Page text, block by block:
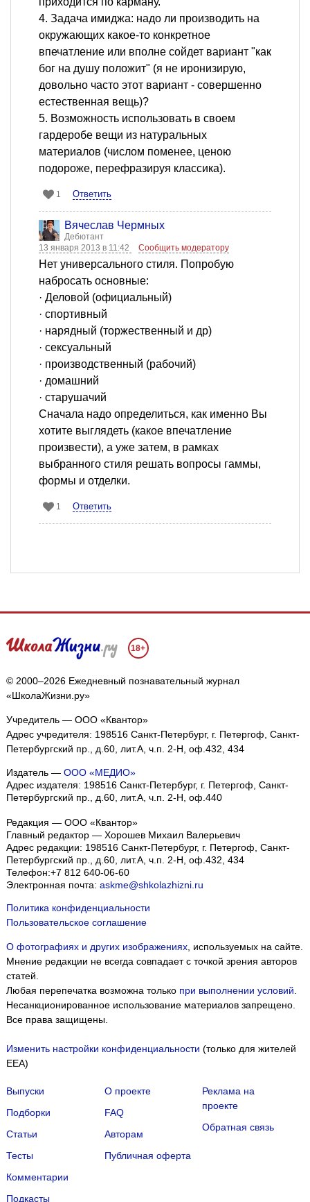
4. Задача имиджа: надо ли производить на
окружающих какое-то конкретное
впечатление или вполне сойдет вариант "как
бог на душу положит" (я не иронизирую,
довольно часто этот вариант - совершенно
естественная вещь)?
5. Возможность использовать в своем
гардеробе вещи из натуральных
материалов (числом поменее, ценою
подороже, перефразируя классика).
1 Ответить
Вячеслав Чермных
Дебютант
13 января 2013 в 11:42
Сообщить модератору
Нет универсального стиля. Попробую
набросать основные:
· Деловой (официальный)
· спортивный
· нарядный (торжественный и др)
· сексуальный
· производственный (рабочий)
· домашний
· старушачий
Сначала надо определиться, как именно Вы
хотите выглядеть (какое впечатление
произвести), а уже затем, в рамках
выбранного стиля решать вопросы гаммы,
формы и отделки.
1 Ответить
18+
© 2000–2026 Ежедневный познавательный журнал
«ШколаЖизни.ру»
Учредитель — ООО «Квантор»
Адрес учредителя: 198516 Санкт-Петербург, г. Петергоф, Санкт-
Петербургский пр., д.60, лит.А, ч.п. 2-Н, оф.432, 434
Издатель — ООО «МЕДИО»
Адрес издателя: 198516 Санкт-Петербург, г. Петергоф, Санкт-
Петербургский пр., д.60, лит.А, ч.п. 2-Н, оф.440
Редакция — ООО «Квантор»
Главный редактор — Хорошев Михаил Валерьевич
Адрес редакции: 198516 Санкт-Петербург, г. Петергоф Санкт-
Петербургский пр., д.60, лит.А, ч.п. 2-Н, оф.432, 434
Телефон:+7 812 640-06-60
Электронная почта: askme@shkolazhizni.ru
Политика конфиденциальности
Пользовательское соглашение
О фотографиях и других изображениях, используемых на сайте.
Мнение редакции не всегда совпадает с точкой зрения авторов
статей.
Любая перепечатка возможна только при выполнении условий
Несанкционированное использование материалов запрещено.
Все права защищены.
Изменить настройки конфиденциальности (только для жителей
EEA)
Выпуски
Подборки
Статьи
Тесты
Комментарии
Подкасты
О проекте
FAQ
Авторам
Публичная оферта
Реклама на
проекте
Обратная связь